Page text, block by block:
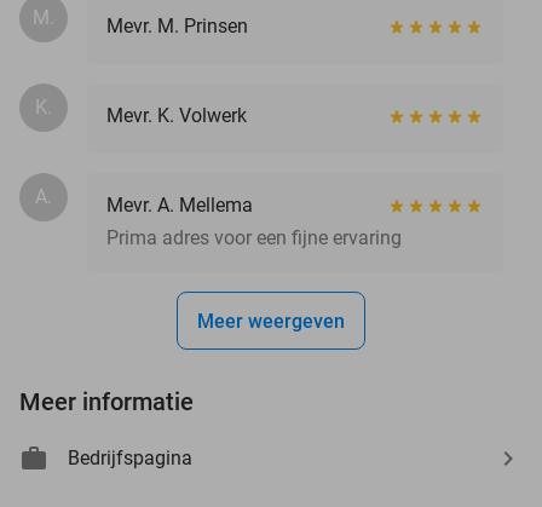
M. Mevr. M. Prinsen
K. Mevr. K. Volwerk
A.
Mevr. A. Mellema
Prima adres voor een fijne ervaring
Meer weergeven
Meer informatie
Bedrijfspagina